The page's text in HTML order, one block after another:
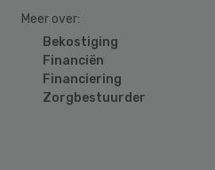
Meer over:
Bekostiging
Financiën
Financiering
Zorgbestuurder